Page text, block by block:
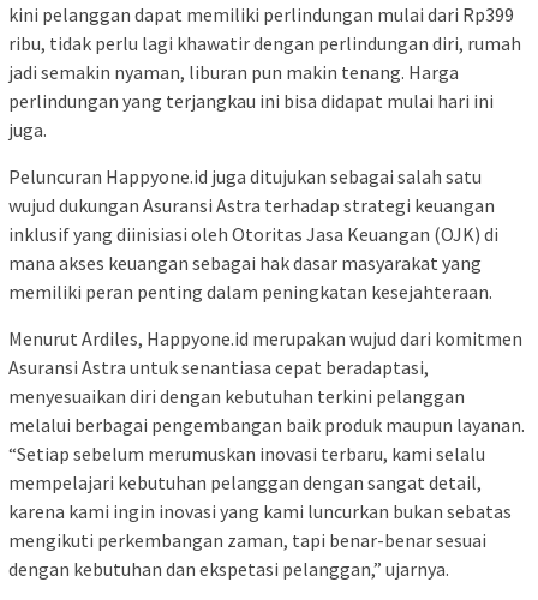
kini pelanggan dapat memiliki perlindungan mulai dari Rp399
ribu, tidak perlu lagi khawatir dengan perlindungan diri, rumah
jadi semakin nyaman, liburan pun makin tenang. Harga
perlindungan yang terjangkau ini bisa didapat mulai hari ini
juga.
Peluncuran Happyone.id juga ditujukan sebagai salah satu
wujud dukungan Asuransi Astra terhadap strategi keuangan
inklusif yang diinisiasi oleh Otoritas Jasa Keuangan (OJK) di
mana akses keuangan sebagai hak dasar masyarakat yang
memiliki peran penting dalam peningkatan kesejahteraan.
Menurut Ardiles, Happyone.id merupakan wujud dari komitmen
Asuransi Astra untuk senantiasa cepat beradaptasi,
menyesuaikan diri dengan kebutuhan terkini pelanggan
melalui berbagai pengembangan baik produk maupun layanan.
“Setiap sebelum merumuskan inovasi terbaru, kami selalu
mempelajari kebutuhan pelanggan dengan sangat detail,
karena kami ingin inovasi yang kami luncurkan bukan sebatas
mengikuti perkembangan zaman, tapi benar-benar sesuai
dengan kebutuhan dan ekspetasi pelanggan,” ujarnya.